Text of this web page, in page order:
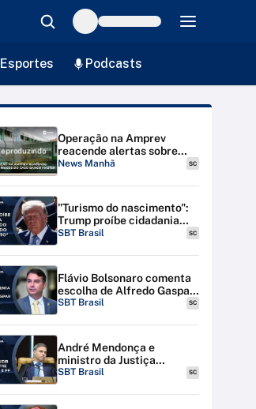
Esportes Podcasts
Operação na Amprev
reacende alertas sobre
riscos do caso Banco
#NewsManhã
News Manhã SC
"Turismo do nascimento":
Trump proíbe cidadania
para bebês de estrangeiras
SBT Brasil SC
Flávio Bolsonaro comenta
escolha de Alfredo Gaspar
para vice-presidente
SBT Brasil SC
André Mendonça e
ministro da Justiça
discutem tensão entre STF
SBT Brasil SC